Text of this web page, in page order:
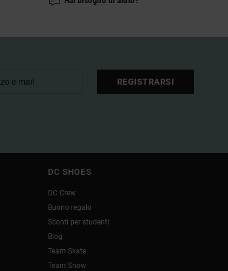
REGISTRARSI
DC SHOES
DC Crew
Buono regalo
Sconti per studenti
Blog
Team Skate
Team Snow